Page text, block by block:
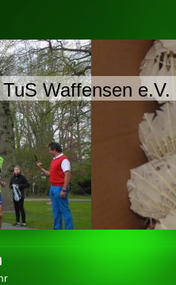
TuS Waffensen e.V.